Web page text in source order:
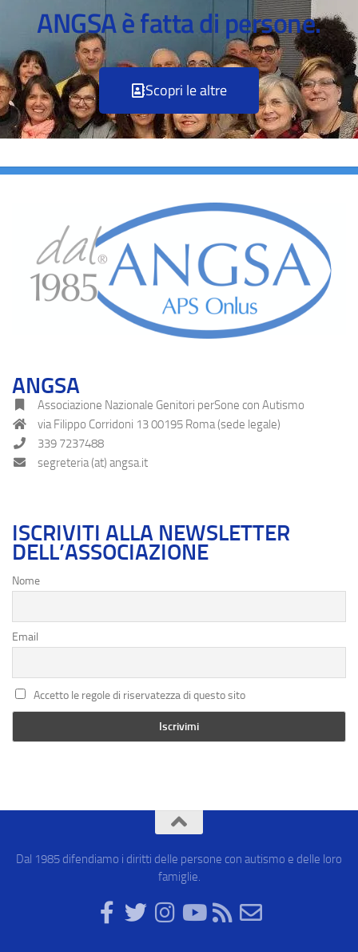
ANGSA è fatta di persone.
Scopri le altre
ANGSA
Associazione Nazionale Genitori perSone con Autismo
via Filippo Corridoni 13 00195 Roma (sede legale)
339 7237488
segreteria (at) angsa.it
ISCRIVITI ALLA NEWSLETTER
DELL’ASSOCIAZIONE
Nome
Email
Accetto le regole di riservatezza di questo sito
Dal 1985 difendiamo i diritti delle persone con autismo e delle loro
famiglie.